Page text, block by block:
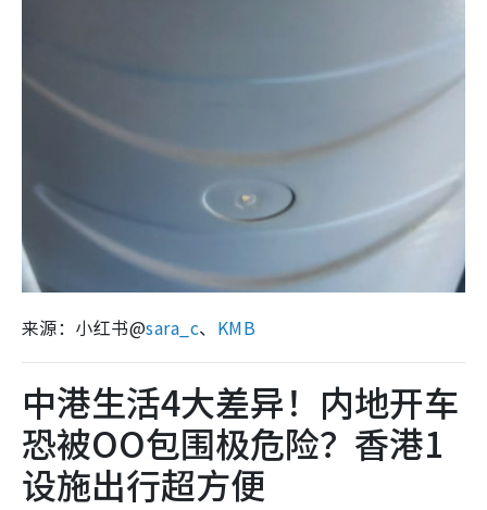
来源：小红书@sara_c、 KMB
中港生活4大差异！内地开车
恐被OO包围极危险？香港1
设施出行超方便